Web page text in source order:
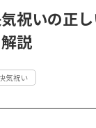
るお店
お祝い
祝い返し
インスト
ア
祝いの正
説
気祝い